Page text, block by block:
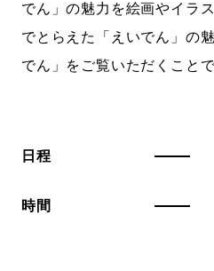
でん」の魅力を絵画やイラ
でとらえた「えいでん」の
でん」をご覧いただくこと
日程
時間